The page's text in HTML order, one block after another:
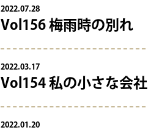
2022.07.28
Vol156 梅雨時の別れ
2022.03.17
Vol154 私の小さな会社
2022.01.20